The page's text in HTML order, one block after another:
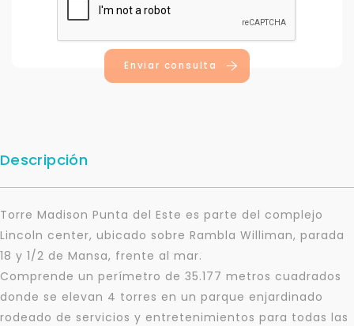
Enviar consulta
Descripción
Torre Madison Punta del Este es parte del complejo
Lincoln center, ubicado sobre Rambla Williman, parada
18 y 1/2 de Mansa, frente al mar.
Comprende un perímetro de 35.177 metros cuadrados
donde se elevan 4 torres en un parque enjardinado
rodeado de servicios y entretenimientos para todas las